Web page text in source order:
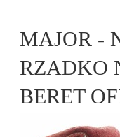
MAJOR -
RZADKO
BERET